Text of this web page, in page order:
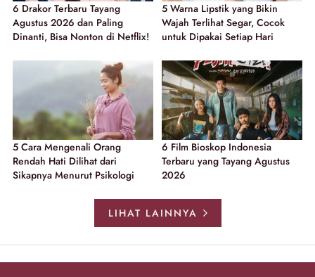
6 Drakor Terbaru Tayang
Agustus 2026 dan Paling
Dinanti, Bisa Nonton di Netflix!
5 Warna Lipstik yang Bikin
Wajah Terlihat Segar, Cocok
untuk Dipakai Setiap Hari
5 Cara Mengenali Orang
Rendah Hati Dilihat dari
Sikapnya Menurut Psikologi
6 Film Bioskop Indonesia
Terbaru yang Tayang Agustus
2026
LIHAT LAINNYA